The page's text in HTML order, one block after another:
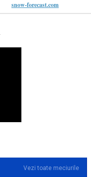
snow-forecast.com
Vezi toate meciurile